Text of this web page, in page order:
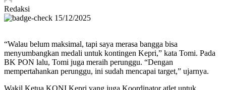
Redaksi
15/12/2025
“Walau belum maksimal, tapi saya merasa bangga bisa
menyumbangkan medali untuk kontingen Kepri,” kata Tomi. Pada
BK PON lalu, Tomi juga meraih perunggu. “Dengan
mempertahankan perunggu, ini sudah mencapai target,” ujarnya.
Wakil Ketua KONI Kepri yang juga Koordinator atlet untuk